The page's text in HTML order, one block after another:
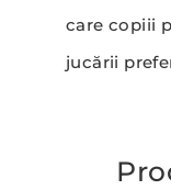
care copiii
jucării